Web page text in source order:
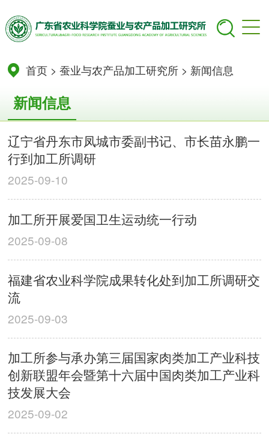
首页 >蚕业与农产品加工研究所 > 新闻信息
新闻信息
辽宁省丹东市凤城市委副书记、市长苗永鹏一
行到加工所调研
2025-09-10
加工所开展爱国卫生运动统一行动
2025-09-08
福建省农业科学院成果转化处到加工所调研交
流
2025-09-03
加工所参与承办第三届国家肉类加工产业科技
创新联盟年会暨第十六届中国肉类加工产业科
技发展大会
2025-09-02